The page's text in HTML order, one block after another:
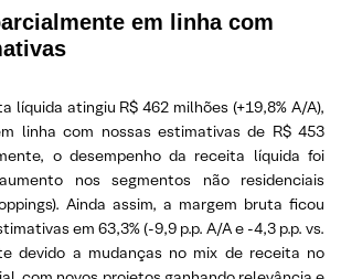
em linha com
líquida atingiu R$ 462 milhões (+19,8% A/A),
linha com nossas estimativas de R$ 453
o desempenho da receita líquida foi
nos segmentos não residenciais
Ainda assim, a margem bruta ficou
em 63,3% (-9,9 p.p. A/A e -4,3 p.p. vs.
devido a mudanças no mix de receita no